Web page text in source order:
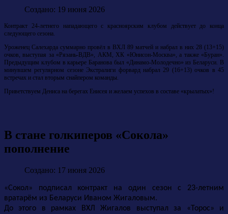
Создано: 19 июня 2026
Контракт 24-летнего нападающего с красноярским клубом действует до конца
следующего сезона.
Уроженец Салехарда суммарно провёл в ВХЛ 89 матчей и набрал в них 28 (13+15)
очков, выступая за «Рязань-ВДВ», АКМ, ХК «Юнисон-Москва», а также «Буран».
Предыдущим клубом в карьере Баранова был «Динамо-Молодечно» из Беларуси. В
минувшем регулярном сезоне Экстралиги форвард набрал 29 (16+13) очков в 45
встречах и стал вторым снайпером команды.
Приветствуем Дениса на берегах Енисея и желаем успехов в составе «крылатых»!
В стане голкиперов «Сокола»
пополнение
Создано: 17 июня 2026
«Сокол» подписал контракт на один сезон с 23-летним
вратарём из Беларуси Иваном Жигаловым.
До этого в рамках ВХЛ Жигалов выступал за «Торос» и